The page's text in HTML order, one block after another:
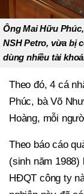
Ông Mai Hữu
NSH Petro, vừa bị
dùng nhiều tài
Theo đó, 4 cá
Phúc, bà Võ
Hoàng, mỗi
Theo báo cáo
(sinh năm 1988)
HĐQT công ty